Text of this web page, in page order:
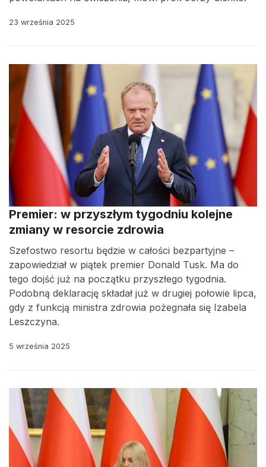
23 września 2025
Premier: w przyszłym tygodniu kolejne
zmiany w resorcie zdrowia
Szefostwo resortu będzie w całości bezpartyjne –
zapowiedział w piątek premier Donald Tusk. Ma do
tego dojść już na początku przyszłego tygodnia.
Podobną deklarację składał już w drugiej połowie lipca,
gdy z funkcją ministra zdrowia pożegnała się Izabela
Leszczyna.
5 września 2025